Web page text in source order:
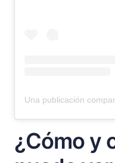
¿Cómo y